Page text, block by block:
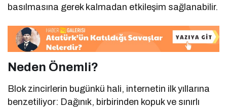
basılmasına gerek kalmadan etkileşim sağlanabilir.
Neden Önemli?
Blok zincirlerin bugünkü hali, internetin ilk yıllarına
benzetiliyor: Dağınık, birbirinden kopuk ve sınırlı